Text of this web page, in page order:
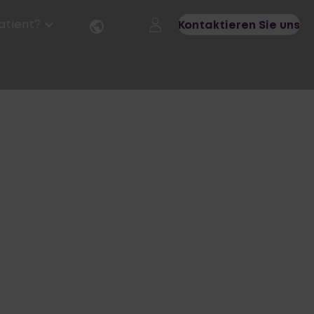
Kontaktieren Sie uns